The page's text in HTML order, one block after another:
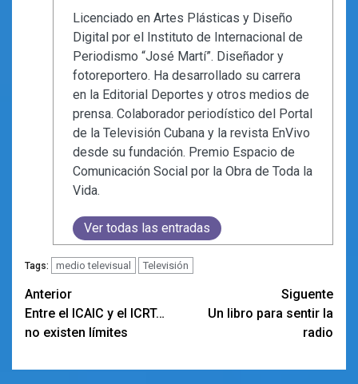
Licenciado en Artes Plásticas y Diseño
Digital por el Instituto de Internacional de
Periodismo “José Martí”. Diseñador y
fotoreportero. Ha desarrollado su carrera
en la Editorial Deportes y otros medios de
prensa. Colaborador periodístico del Portal
de la Televisión Cubana y la revista EnVivo
desde su fundación. Premio Espacio de
Comunicación Social por la Obra de Toda la
Vida.
Ver todas las entradas
Tags: medio televisual Televisión
Navegación
de
Anterior
Entre el ICAIC y el ICRT…
no existen límites
Siguente
Un libro para sentir la
radio